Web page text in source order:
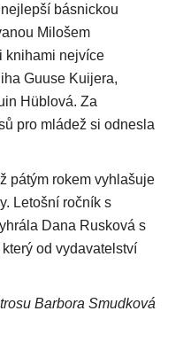
básnickou
Milošem
knihami nejvíce
Guuse Kuijera,
Hüblová. Za
pro mládež si odnesla
pátým rokem vyhlašuje
Letošní ročník s
Dana Rusková s
od vydavatelství
Barbora Smudková